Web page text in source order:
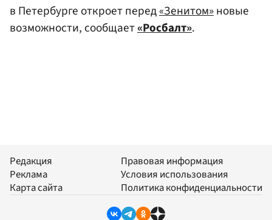
в Петербурге откроет перед«Зенитом»новые
возможности, сообщает«Росбалт».
Редакция
Реклама
Карта сайта
Правовая информация
Условия использования
Политика конфиденциальности